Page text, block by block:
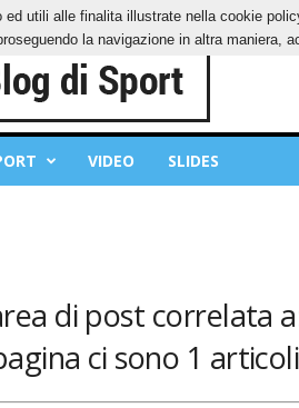
VIDEO SLIDES
di post correlata
ci sono 1
utili alle finalita illustrate nella cookie
la navigazione in altra maniera,